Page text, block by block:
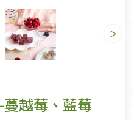
越莓、藍莓